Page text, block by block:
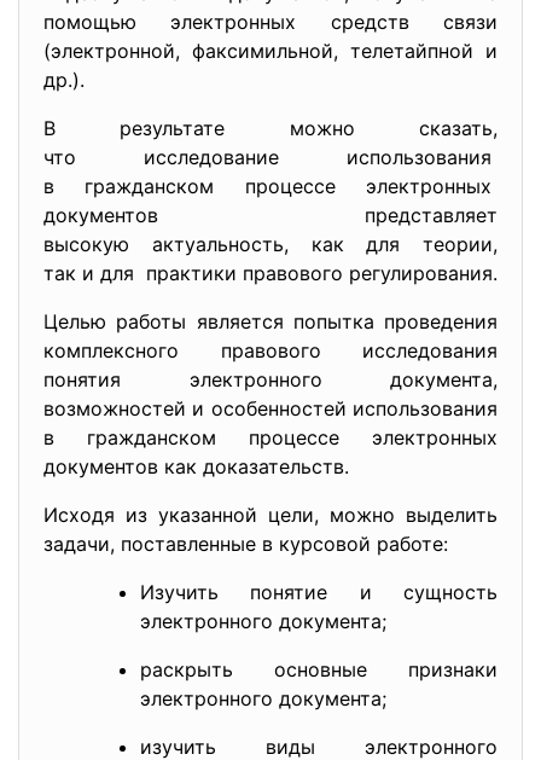
помощью электронных средств связи
(электронной, факсимильной, телетайпной и
др.).
В результате можно сказать,
что исследование использования
в гражданском процессе электронных
документов представляет
высокую актуальность, как для теории,
так и для практики правового регулирования.
Целью работы является попытка проведения
комплексного правового исследования
понятия электронного документа,
возможностей и особенностей использования
в гражданском процессе электронных
документов как доказательств.
Исходя из указанной цели, можно выделить
задачи, поставленные в курсовой работе:
Изучить понятие и сущность
электронного документа;
раскрыть основные признаки
электронного документа;
изучить виды электронного